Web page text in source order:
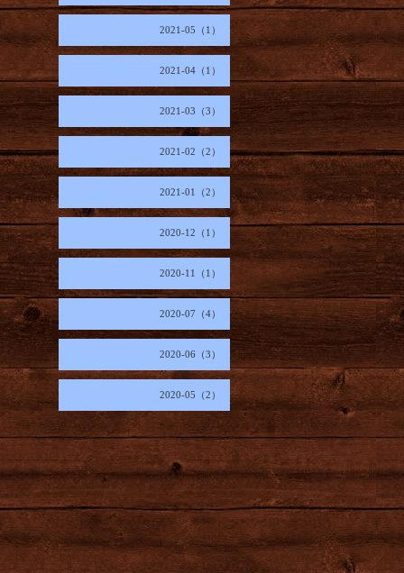
2021-05（1）
2021-04（1）
2021-03（3）
2021-02（2）
2021-01（2）
2020-12（1）
2020-11（1）
2020-07（4）
2020-06（3）
2020-05（2）